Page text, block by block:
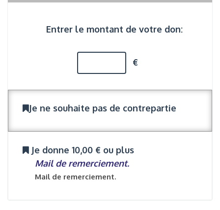
Entrer le montant de votre don:
€
Je ne souhaite pas de contrepartie
Je donne 10,00 € ou plus
Mail de remerciement.
Mail de remerciement.